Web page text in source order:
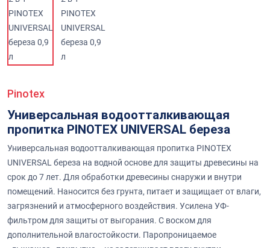
Pinotex
Универсальная водоотталкивающая
пропитка PINOTEX UNIVERSAL береза
Универсальная водоотталкивающая пропитка PINOTEX
UNIVERSAL береза на водной основе для защиты древесины на
срок до 7 лет. Для обработки древесины снаружи и внутри
помещений. Наносится без грунта, питает и защищает от влаги,
загрязнений и атмосферного воздействия. Усилена УФ-
фильтром для защиты от выгорания. С воском для
дополнительной влагостойкости. Паропроницаемое